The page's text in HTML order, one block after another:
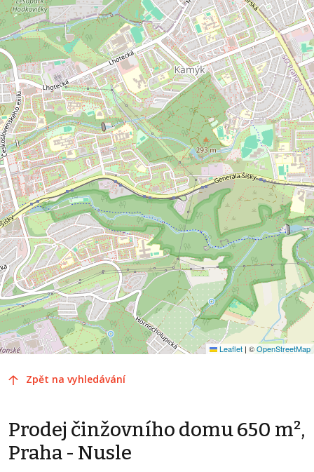
Leaflet | ©OpenStreetMap
Zpět na vyhledávání
Prodej činžovního domu 650 m²,
Praha - Nusle